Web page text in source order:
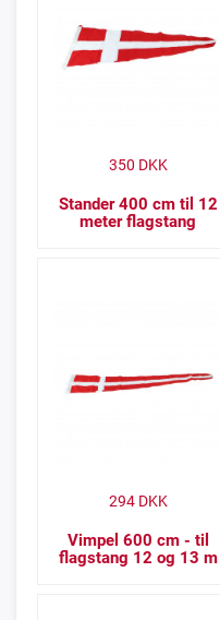
Stander 400 cm til 12
meter flagstang
350 DKK
Vimpel 600 cm - til
flagstang 12 og 13 m
294DKK